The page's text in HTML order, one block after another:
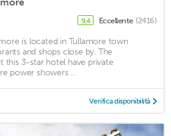
9,4 Eccellente (2416)
is located in Tullamore town
and shops close by. The
this 3-star hotel have private
power showers ...
Verifica disponibilità